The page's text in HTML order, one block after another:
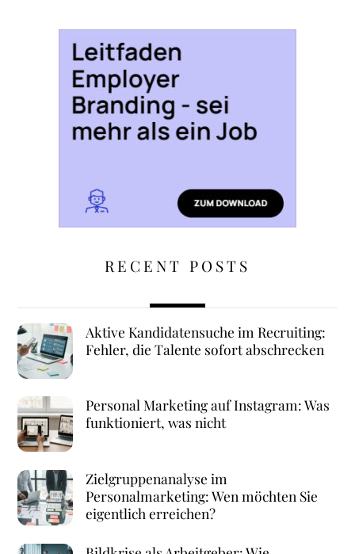
RECENT POSTS
Aktive Kandidatensuche im Recruiting:
Fehler, die Talente sofort abschrecken
Personal Marketing auf Instagram: Was
funktioniert, was nicht
Zielgruppenanalyse im
Personalmarketing: Wen möchten Sie
eigentlich erreichen?